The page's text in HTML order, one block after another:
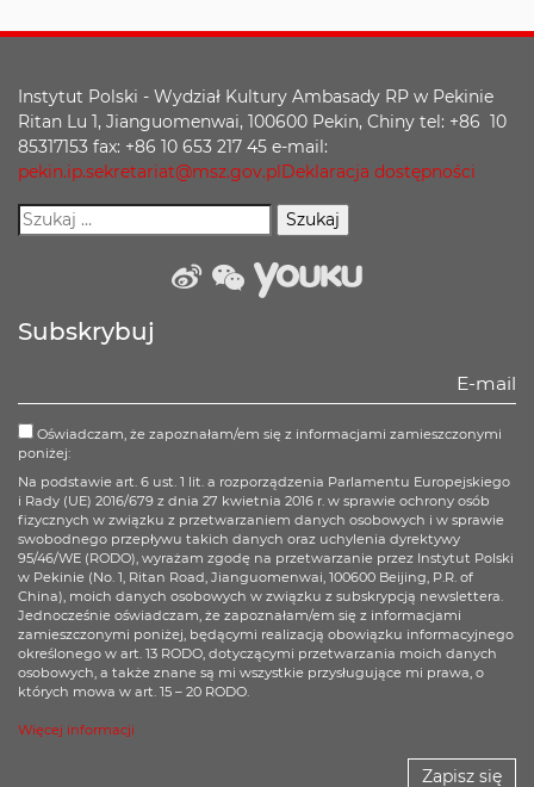
Instytut Polski - Wydział Kultury Ambasady RP w Pekinie
Ritan Lu 1, Jianguomenwai, 100600 Pekin, Chiny tel: +86 10
85317153 fax: +86 10 653 217 45 e-mail:
pekin.ip.sekretariat@msz.gov.plDeklaracja dostępności
Subskrybuj
Oświadczam, że zapoznałam/em się z informacjami zamieszczonymi
poniżej:
Na podstawie art. 6 ust. 1 lit. a rozporządzenia Parlamentu Europejskiego
i Rady (UE) 2016/679 z dnia 27 kwietnia 2016 r. w sprawie ochrony osób
fizycznych w związku z przetwarzaniem danych osobowych i w sprawie
swobodnego przepływu takich danych oraz uchylenia dyrektywy
95/46/WE (RODO), wyrażam zgodę na przetwarzanie przez Instytut Polski
w Pekinie (No. 1, Ritan Road, Jianguomenwai, 100600 Beijing, P.R. of
China), moich danych osobowych w związku z subskrypcją newslettera.
Jednocześnie oświadczam, że zapoznałam/em się z informacjami
zamieszczonymi poniżej, będącymi realizacją obowiązku informacyjnego
określonego w art. 13 RODO, dotyczącymi przetwarzania moich danych
osobowych, a także znane są mi wszystkie przysługujące mi prawa, o
których mowa w art. 15 – 20 RODO.
Więcej informacji
Zapisz się